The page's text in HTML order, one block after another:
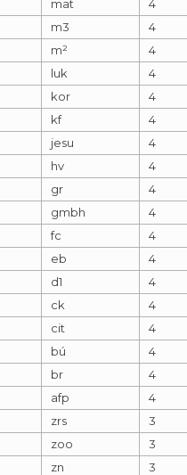
mat
4
m3
4
m²
4
luk
4
kor
4
kf
4
jesu
4
hv
4
gr
4
gmbh
4
fc
4
eb
4
d1
4
ck
4
cit
4
bú
4
br
4
afp
4
zrs
3
zoo
3
zn
3